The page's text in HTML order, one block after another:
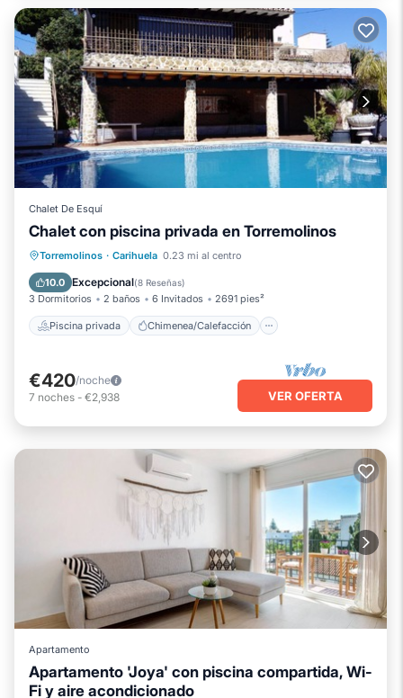
Chalet De Esquí
Chalet con piscina privada en Torremolinos
Torremolinos · Carihuela 0.23 mi al centro
10.0 Excepcional(8 Reseñas)
3 Dormitorios 2 baños 6 Invitados 2691 pies²
Piscina privada Chimenea/Calefacción
Piscina privada
Chimenea/Calefacción
Piscina
Balcón/Terraza
€420/noche
7 noches - €2,938 VER OFERTA
Apartamento
Apartamento 'Joya' con piscina compartida, Wi-
Fi y aire acondicionado